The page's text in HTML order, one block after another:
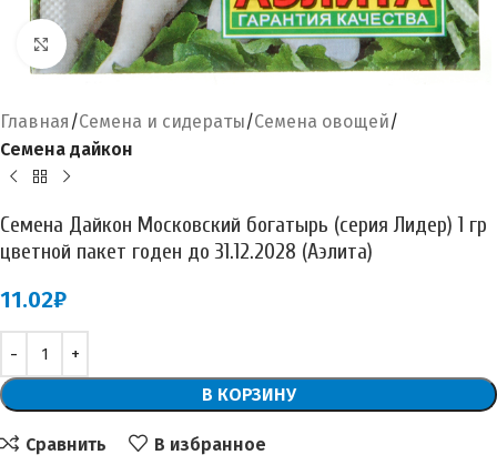
Увеличить
Главная Семена и сидераты Семена овощей
Семена дайкон
Семена Дайкон Московский богатырь (серия Лидер) 1 гр
цветной пакет годен до 31.12.2028 (Аэлита)
11.02₽
В КОРЗИНУ
Сравнить В избранное